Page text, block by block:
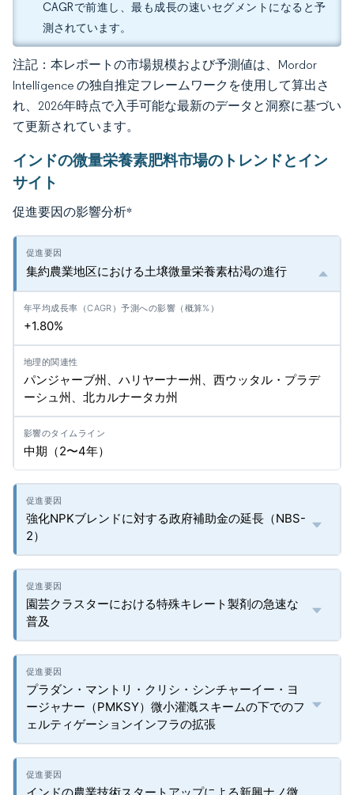
CAGRで前進し、最も成長の速いセグメントになると予
測されています。
注記：本レポートの市場規模および予測値は、Mordor
Intelligence の独自推定フレームワークを使用して算出さ
れ、2026年時点で入手可能な最新のデータと洞察に基づい
て更新されています。
インドの微量栄養素肥料市場のトレンドとイン
サイト
促進要因の影響分析*
集約農業地区における土壌微量栄養素枯渇の進行
+1.80%
パンジャーブ州、ハリヤーナー州、西ウッタル・プラデ
ーシュ州、北カルナータカ州
中期（2〜4年）
強化NPKブレンドに対する政府補助金の延長（NBS-
2）
園芸クラスターにおける特殊キレート製剤の急速な
普及
プラダン・マントリ・クリシ・シンチャーイー・ヨ
ージャナー（PMKSY）微小灌漑スキームの下でのフ
ェルティゲーションインフラの拡張